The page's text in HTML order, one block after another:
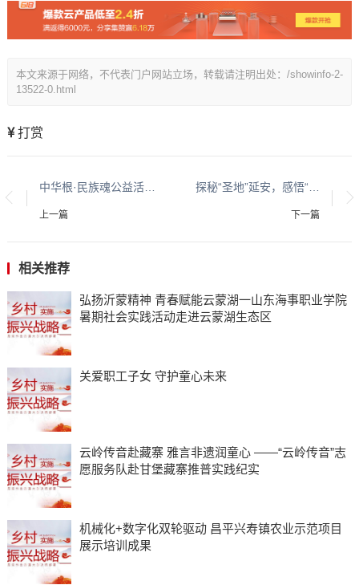
本文来源于网络，不代表门户网站立场，转载请注明出处：/showinfo-2-
13522-0.html
打赏
中华根·民族魂公益活动在南宁引发爱国主义教育学习热潮
上一篇 下一篇
相关推荐
弘扬沂蒙精神 青春赋能云蒙湖一山东海事职业学院
暑期社会实践活动走进云蒙湖生态区
关爱职工子女 守护童心未来
云岭传音赴藏寨 雅言非遗润童心 ——“云岭传音”志
愿服务队赴甘堡藏寨推普实践纪实
机械化+数字化双轮驱动 昌平兴寿镇农业示范项目
展示培训成果